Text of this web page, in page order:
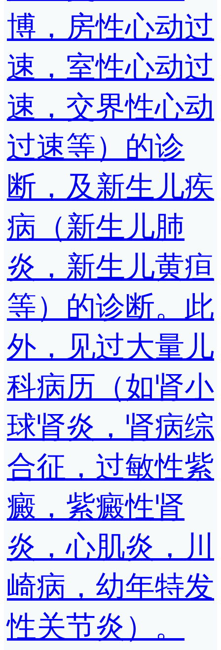
博，房性心动过
速，室性心动过
速，交界性心动
过速等）的诊
断，及新生儿疾
病（新生儿肺
炎，新生儿黄疸
等）的诊断。此
外，见过大量儿
科病历（如肾小
球肾炎，肾病综
合征，过敏性紫
癜，紫癜性肾
炎，心肌炎，川
崎病，幼年特发
性关节炎）。